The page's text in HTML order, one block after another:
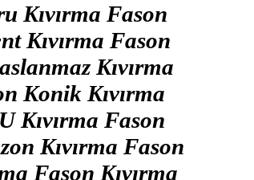
Kıvırma Fason
Kıvırma Fason
Kıvırma
Konik Kıvırma
Kıvırma Fason
Kıvırma Fason
Fason Kıvırma